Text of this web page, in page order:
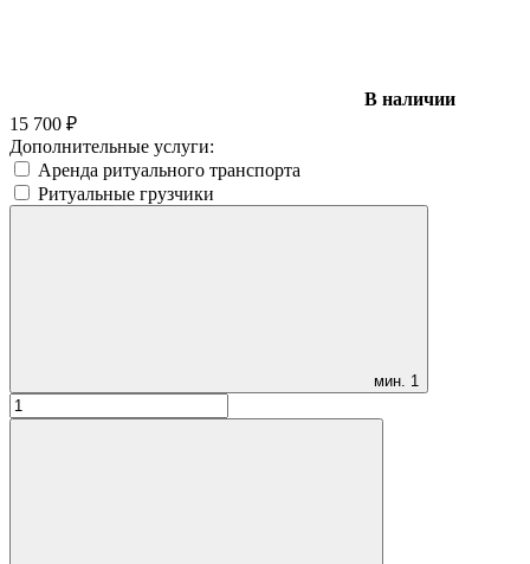
В наличии
15 700 ₽
Дополнительные услуги:
Аренда ритуального транспорта
Ритуальные грузчики
мин. 1